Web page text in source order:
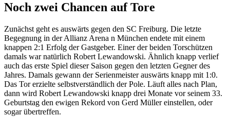
Noch zwei Chancen auf Tore
Zunächst geht es auswärts gegen den SC Freiburg. Die letzte
Begegnung in der Allianz Arena n München endete mit einem
knappen 2:1 Erfolg der Gastgeber. Einer der beiden Torschützen
damals war natürlich Robert Lewandowski. Ähnlich knapp verlief
auch das erste Spiel dieser Saison gegen den letzten Gegner des
Jahres. Damals gewann der Serienmeister auswärts knapp mit 1:0.
Das Tor erzielte selbstverständlich der Pole. Läuft alles nach Plan,
dann wird Robert Lewandowski knapp drei Monate vor seinem 33.
Geburtstag den ewigen Rekord von Gerd Müller einstellen, oder
sogar übertreffen.